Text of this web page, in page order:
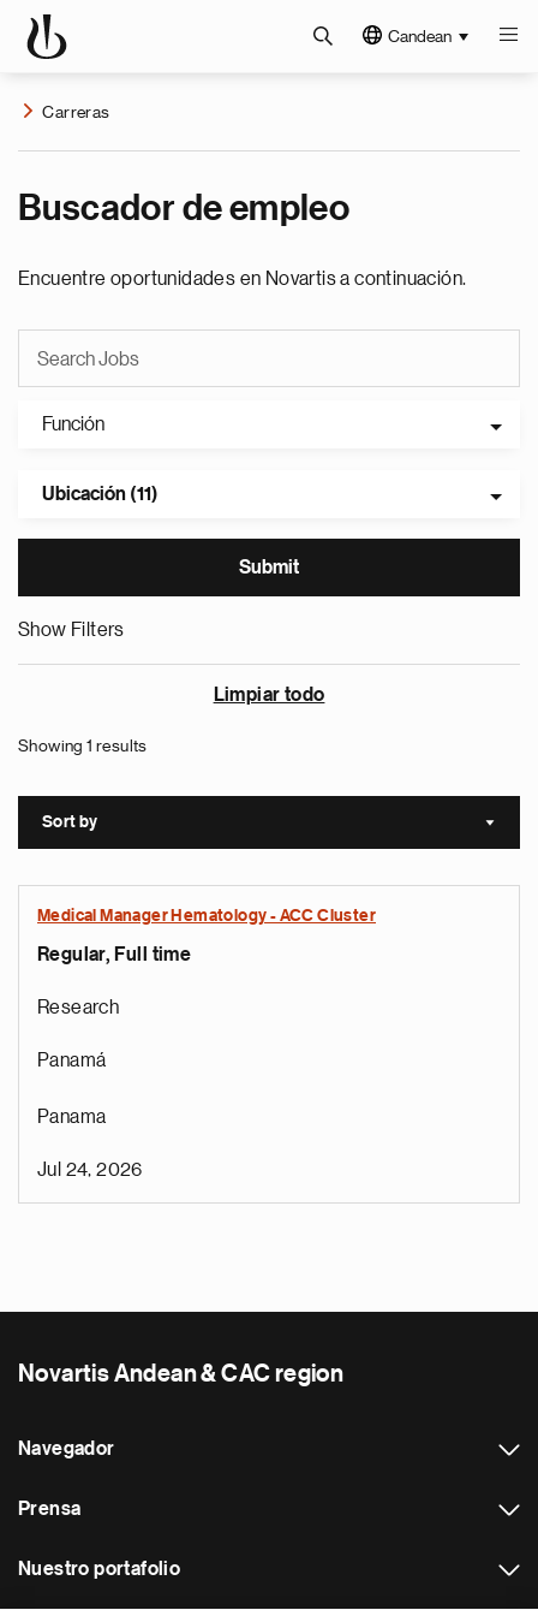
Candean
Carreras
Buscador de empleo
Encuentre oportunidades en Novartis a continuación.
Función
Ubicación (11)
Show Filters
Limpiar todo
Showing 1 results
Sort by Sort
Medical Manager Hematology - ACC Cluster
Regular, Full time
Research
Panamá
Panama
Jul 24, 2026
Novartis Andean & CAC region
Navegador
Prensa
Nuestro portafolio